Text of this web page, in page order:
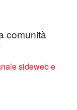
comunità